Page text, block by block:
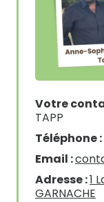
Votre
TAPP
Téléphone :
Email :
Adresse :1
GARNACHE